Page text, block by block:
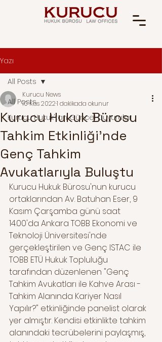
Yazı
All Posts
Kurucu Hukuk'tan Güncel Duyurular
All Posts
Kurucu Hukuk Bürosu
Tahkim Etkinliği'nde
Genç Tahkim
Avukatlarıyla Buluştu
Kurucu News
10 Kas 20221 dakikada okunur
Kurucu Hukuk Bürosu'nun kurucu
ortaklarından Av. Batuhan Eser, 9
Kasım Çarşamba günü saat
14.00'da Ankara TOBB Ekonomi ve
Teknoloji Üniversitesi'nde
gerçekleştirilen ve Genç ISTAC ile
TOBB ETÜ Hukuk Topluluğu
tarafından düzenlenen "Genç
Tahkim Avukatları ile Kahve Arası -
Tahkim Alanında Kariyer Nasıl
Yapılır?" etkinliğinde panelist olarak
yer almıştır. Kendisi etkinlikte tahkim
alanındaki tecrübelerini paylaşmış,